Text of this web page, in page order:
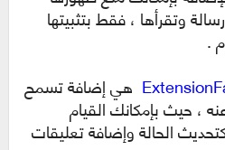
وتقرأها ، فقط بتثبيتها
.
هي إضافة تسمح
، حيث بإمكانك القيام
الحالة وإضافة تعليقات